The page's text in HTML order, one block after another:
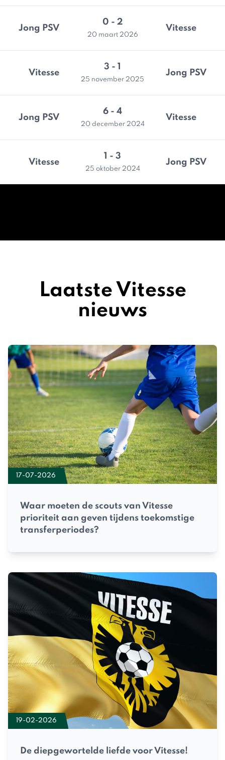
Jong PSV
0 - 2
20 maart 2026
Vitesse
Vitesse
3 - 1
25 november 2025
Jong PSV
Jong PSV
6 - 4
20 december 2024
Vitesse
Vitesse
1 - 3
25 oktober 2024
Jong PSV
Laatste Vitesse
nieuws
17-07-2026
Waar moeten de scouts van Vitesse
prioriteit aan geven tijdens toekomstige
transferperiodes?
19-02-2026
De diepgewortelde liefde voor Vitesse!